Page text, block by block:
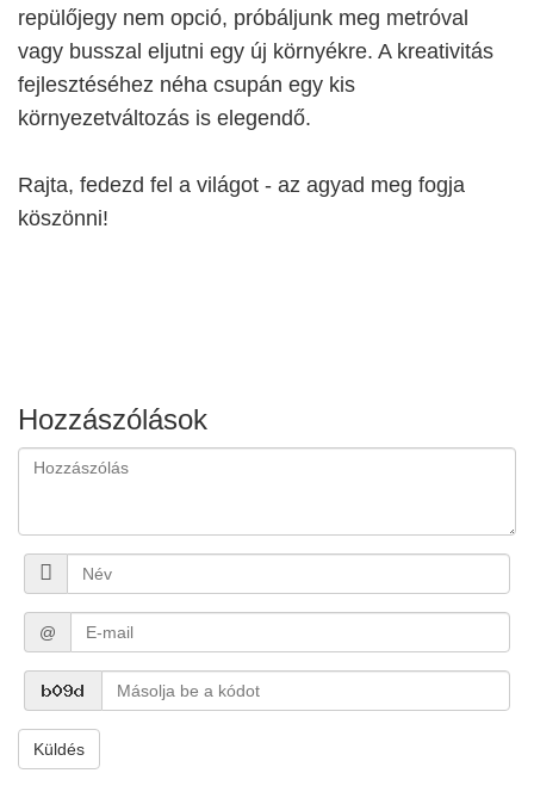
repülőjegy nem opció, próbáljunk meg metróval
vagy busszal eljutni egy új környékre. A kreativitás
fejlesztéséhez néha csupán egy kis
környezetváltozás is elegendő.
Rajta, fedezd fel a világot - az agyad meg fogja
köszönni!
Hozzászólások
@
Küldés